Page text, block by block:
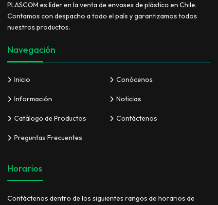
PLASCOM es líder en la venta de envases de plástico en Chile.
Contamos con despacho a todo el país y garantizamos todos
nuestros productos.
Navegación
Inicio Conócenos
Información Noticias
Catálogo de Productos Contáctenos
Preguntas Frecuentes
Horarios
Contáctenos dentro de los siguientes rangos de horarios de